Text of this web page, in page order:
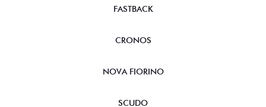
FASTBACK
CRONOS
NOVA FIORINO
SCUDO